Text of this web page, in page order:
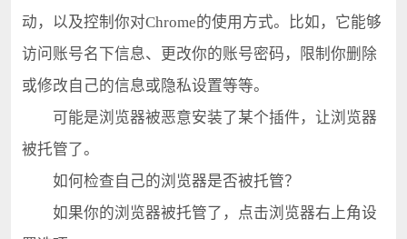
动，以及控制你对Chrome的使用方式。比如，它能够
访问账号名下信息、更改你的账号密码，限制你删除
或修改自己的信息或隐私设置等等。
可能是浏览器被恶意安装了某个插件，让浏览器
被托管了。
如何检查自己的浏览器是否被托管？
如果你的浏览器被托管了，点击浏览器右上角设